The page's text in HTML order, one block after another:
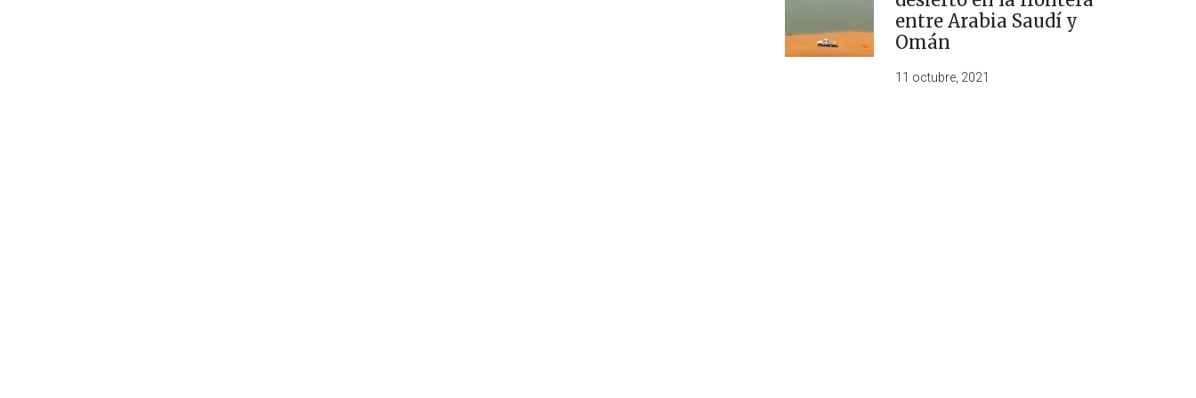
entre Arabia Saudí y
Omán
11 octubre, 2021